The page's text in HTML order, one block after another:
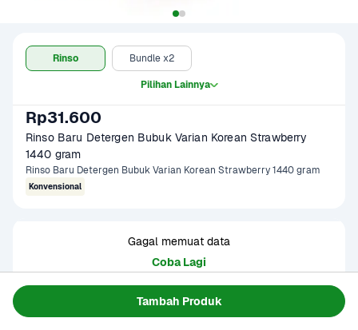
Tambah Produk
Rinso Bundle x2
Pilihan Lainnya
Rp31.600
Rinso Baru Detergen Bubuk Varian Korean Strawberry
1440 gram
Rinso Baru Detergen Bubuk Varian Korean Strawberry 1440 gram
Konvensional
Gagal memuat data
Coba Lagi
Informasi Produk